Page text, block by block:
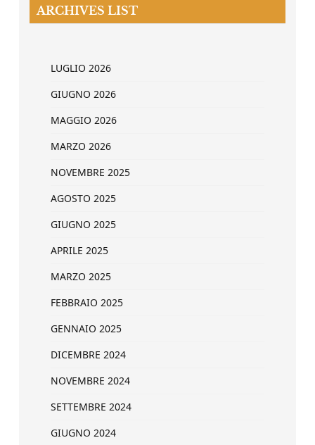
ARCHIVES LIST
LUGLIO 2026
GIUGNO 2026
MAGGIO 2026
MARZO 2026
NOVEMBRE 2025
AGOSTO 2025
GIUGNO 2025
APRILE 2025
MARZO 2025
FEBBRAIO 2025
GENNAIO 2025
DICEMBRE 2024
NOVEMBRE 2024
SETTEMBRE 2024
GIUGNO 2024